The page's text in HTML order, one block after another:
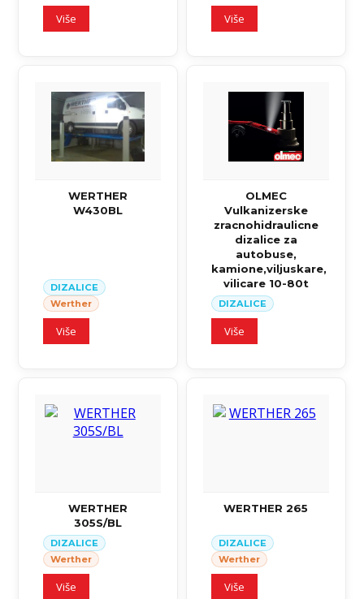
Više Više
WERTHER
W430BL
DIZALICE
Werther
Više
OLMEC
Vulkanizerske
zracnohidraulicne
dizalice za
autobuse,
kamione,viljuskare,
vilicare 10-80t
DIZALICE
Više
WERTHER
305S/BL
DIZALICE
Werther
Više
WERTHER 265
DIZALICE
Werther
Više